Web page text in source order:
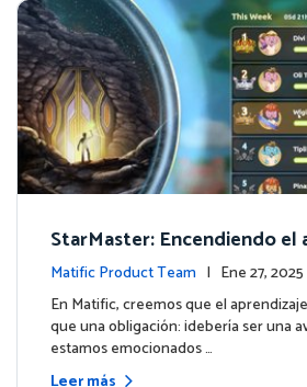
StarMaster: Encendiendo el
endizaje a través de la
a
Matific Product Team | Ene 27,
de la plataforma
En Matific, creemos que el
que una obligación: ¡debería ser una
estamos emocionados …